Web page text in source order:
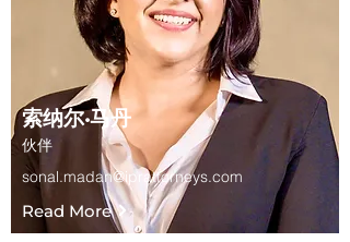
索纳尔·马丹
伙伴
sonal.madan@iprattorneys.com
Read More